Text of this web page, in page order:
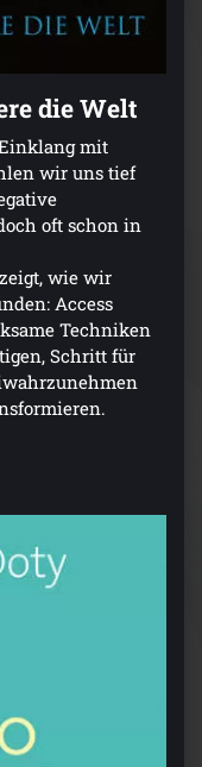
die Welt
mit
wir uns tief
oft schon in
wie wir
Access
Techniken
Schritt für